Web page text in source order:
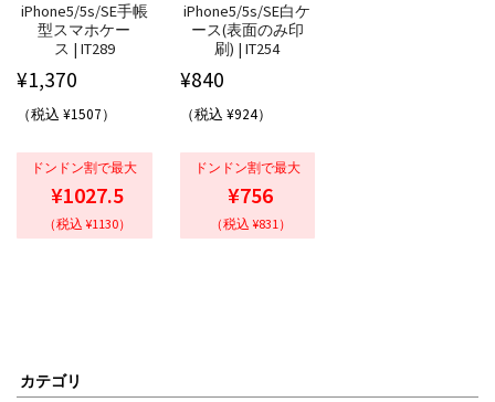
iPhone5/5s/SE手帳
型スマホケー
ス | IT289
¥1,370
（税込 ¥1507）
ドンドン割で最大
¥1027.5
（税込 ¥1130）
iPhone5/5s/SE白ケ
ース(表面のみ印
刷) | IT254
¥840
（税込 ¥924）
ドンドン割で最大
¥756
（税込 ¥831）
カテゴリ